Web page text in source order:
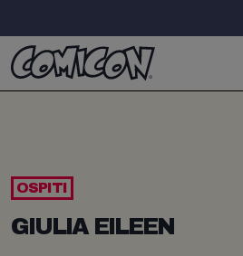
OSPITI
GIULIA EILEEN